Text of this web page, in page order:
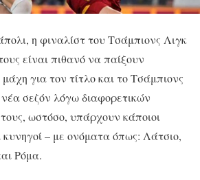
η φιναλίστ του Τσάμπιονς Λιγκ
είναι πιθανό να παίξουν
για τον τίτλο και το Τσάμπιονς
σεζόν λόγω διαφορετικών
ωστόσο, υπάρχουν κάποιοι
– με ονόματα όπως: Λάτσιο,
Ρόμα.